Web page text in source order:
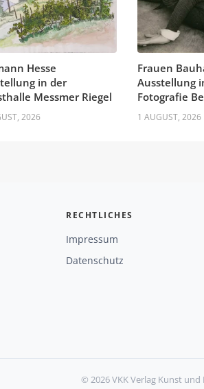
Hesse
in der
Messmer Riegel
2026
Frauen
Ausstellung
Fotografie
1 AUGUST, 2026
RECHTLICHES
Impressum
Datenschutz
© 2026 VKK Verlag Kunst